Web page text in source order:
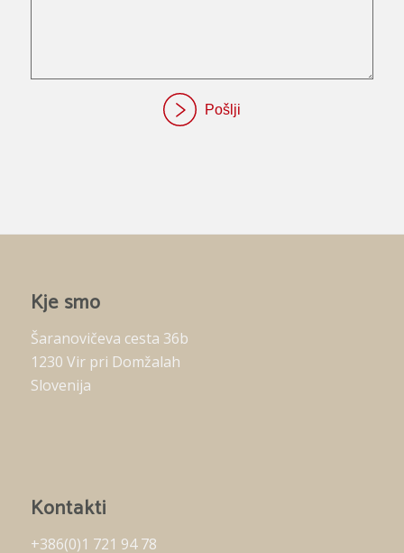
Kje smo
Šaranovičeva cesta 36b
1230 Vir pri Domžalah
Slovenija
Kontakti
+386(0)1 721 94 78